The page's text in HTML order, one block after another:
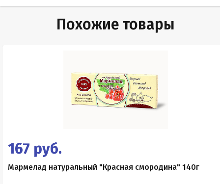
Похожие товары
167 руб.
Мармелад натуральный "Красная смородина" 140г